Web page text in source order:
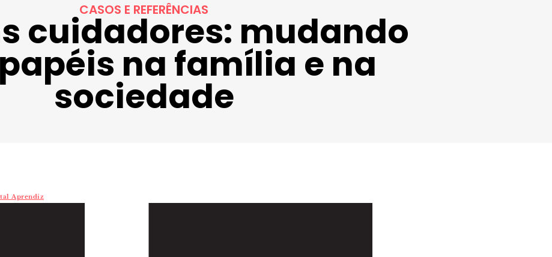
CASOS E REFERÊNCIAS
cuidadores: mudando
na família e na
sociedade
Aprendiz